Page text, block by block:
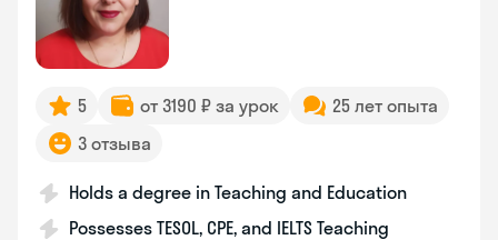
5 от 3190 ₽ за урок
25 лет опыта
3 отзыва
Holds a degree in Teaching and Education
Possesses TESOL, CPE, and IELTS Teaching